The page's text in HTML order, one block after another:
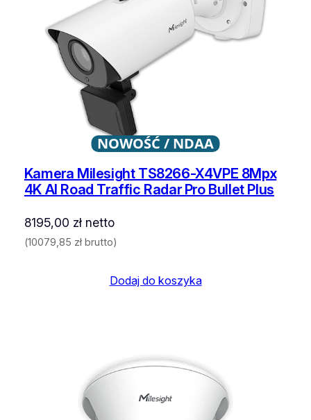
NOWOŚĆ / NDAA
Kamera Milesight TS8266-X4VPE 8Mpx
4K AI Road Traffic Radar Pro Bullet Plus
8195,00 złnetto
(10079,85 złbrutto)
Dodaj do koszyka